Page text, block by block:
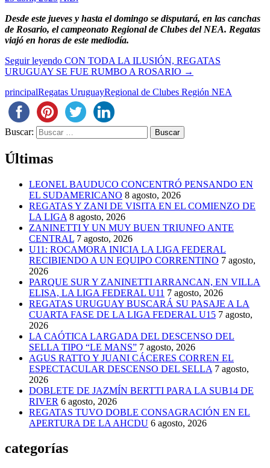
Desde este jueves y hasta el domingo se disputará, en las canchas
de Rosario, el campeonato Regional de Clubes del NEA. Regatas
viajó en horas de este mediodía.
Seguir leyendo CON TODA LA ILUSIÓN, REGATAS
URUGUAY SE FUE RUMBO A ROSARIO →
principalRegatas UruguayRegional de Clubes Región NEA
Buscar:
Últimas
LEONEL BAUDUCO CONCENTRÓ PENSANDO EN
EL SUDAMERICANO 8 agosto, 2026
REGATAS Y ZANI DE VISITA EN EL COMIENZO DE
LA LIGA 8 agosto, 2026
ZANINETTI Y UN MUY BUEN TRIUNFO ANTE
CENTRAL 7 agosto, 2026
U11: ROCAMORA INICIA LA LIGA FEDERAL
RECIBIENDO A UN EQUIPO CORRENTINO 7 agosto,
2026
PARQUE SUR Y ZANINETTI ARRANCAN, EN VILLA
ELISA, LA LIGA FEDERAL U11 7 agosto, 2026
REGATAS URUGUAY BUSCARÁ SU PASAJE A LA
CUARTA FASE DE LA LIGA FEDERAL U15 7 agosto,
2026
LA CAÓTICA LARGADA DEL DESCENSO DEL
SELLA TIPO “LE MANS” 7 agosto, 2026
AGUS RATTO Y JUANI CÁCERES CORREN EL
ESPECTACULAR DESCENSO DEL SELLA 7 agosto,
2026
DOBLETE DE JAZMÍN BERTTI PARA LA SUB14 DE
RIVER 6 agosto, 2026
REGATAS TUVO DOBLE CONSAGRACIÓN EN EL
APERTURA DE LA AHCDU 6 agosto, 2026
categorías